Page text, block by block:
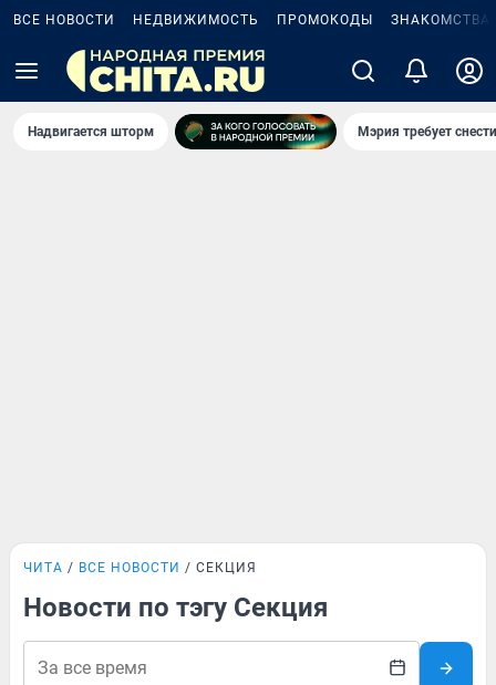
ВСЕ НОВОСТИ НЕДВИЖИМОСТЬ ПРОМОКОДЫ ЗНАКОМСТВА
Надвигается шторм Мэрия требует
ЧИТА ВСЕ НОВОСТИ СЕКЦИЯ
Новости по тэгу Секция